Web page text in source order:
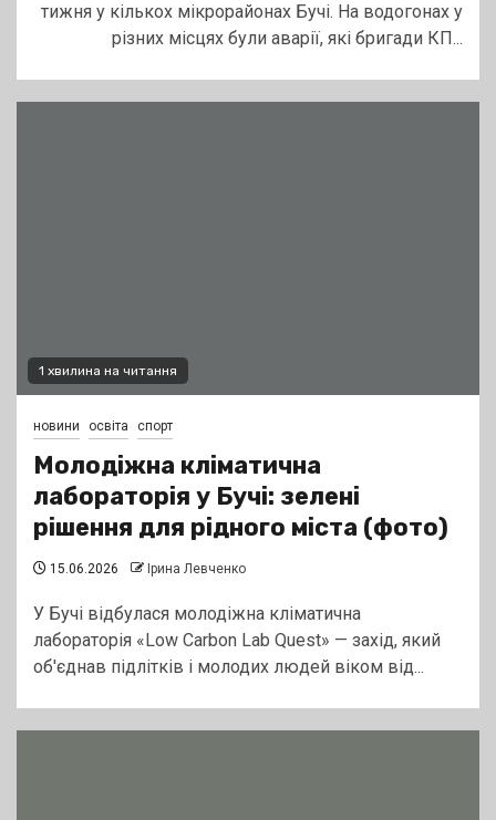
тижня у кількох мікрорайонах Бучі. На водогонах у
різних місцях були аварії, які бригади КП...
1 хвилина на читання
новини освіта спорт
Молодіжна кліматична
лабораторія у Бучі: зелені
рішення для рідного міста (фото)
15.06.2026 Ірина Левченко
У Бучі відбулася молодіжна кліматична
лабораторія «Low Carbon Lab Quest» — захід, який
об'єднав підлітків і молодих людей віком від...